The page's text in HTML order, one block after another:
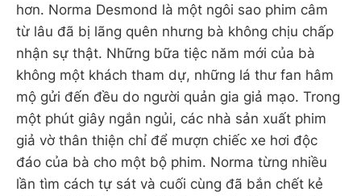
hơn. Norma Desmond là một ngôi sao phim câm
từ lâu đã bị lãng quên nhưng bà không chịu chấp
nhận sự thật. Những bữa tiệc năm mới của bà
không một khách tham dự, những lá thư fan hâm
mộ gửi đến đều do người quản gia giả mạo. Trong
một phút giây ngắn ngủi, các nhà sản xuất phim
giả vờ thân thiện chỉ để mượn chiếc xe hơi độc
đáo của bà cho một bộ phim. Norma từng nhiều
lần tìm cách tự sát và cuối cùng đã bắn chết kẻ